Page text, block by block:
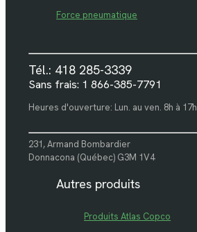
Force pneumatique
Tél.: 418 285-3339
Sans frais: 1 866-385-7791
Heures d'ouverture: Lun. au ven. 8h à 17h
231, Armand Bombardier
Donnacona (Québec) G3M 1V4
Autres produits
Produits Atlas Copco